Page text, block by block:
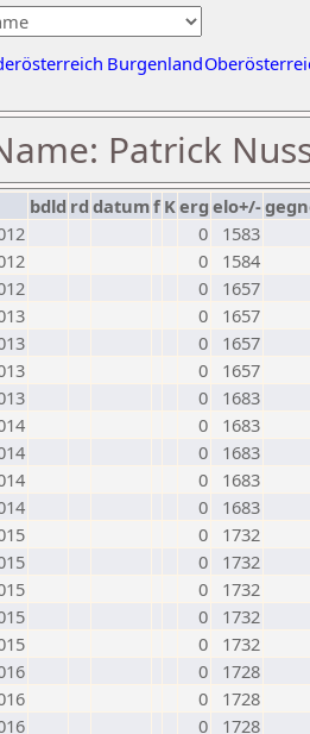
Burgenland
Patrick
bdld rd datumf Kerg elo+/-
0
1583
0
1584
0
1657
0
1657
0
1657
0
1657
0
1683
0
1683
0
1683
0
1683
0
1683
0
1732
0
1732
0
1732
0
1732
0
1732
0
1728
0
1728
0
1728